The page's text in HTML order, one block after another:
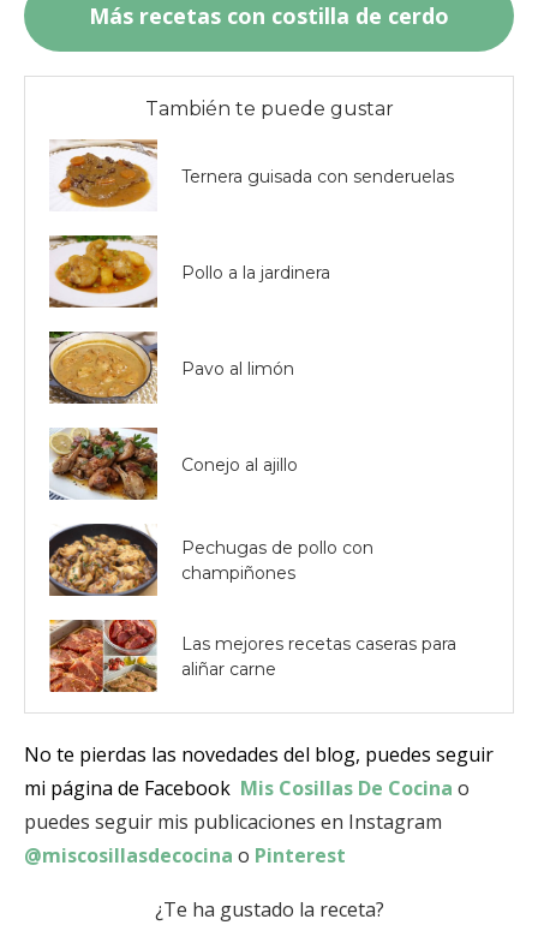
Más recetas con costilla de cerdo
También te puede gustar
Ternera guisada con senderuelas
Pollo a la jardinera
Pavo al limón
Conejo al ajillo
Pechugas de pollo con
champiñones
Las mejores recetas caseras para
aliñar carne
No te pierdas las novedades del blog, puedes seguir
mi página de Facebook Mis Cosillas De Cocina o
puedes seguir mis publicaciones en Instagram
@miscosillasdecocina o Pinterest
¿Te ha gustado la receta?